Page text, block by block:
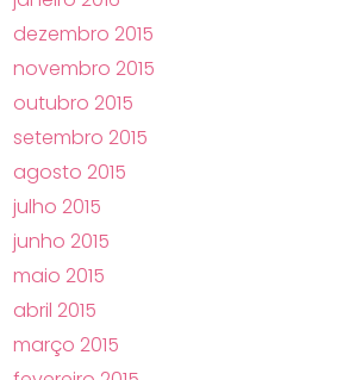
dezembro 2015
novembro 2015
outubro 2015
setembro 2015
agosto 2015
julho 2015
junho 2015
maio 2015
abril 2015
março 2015